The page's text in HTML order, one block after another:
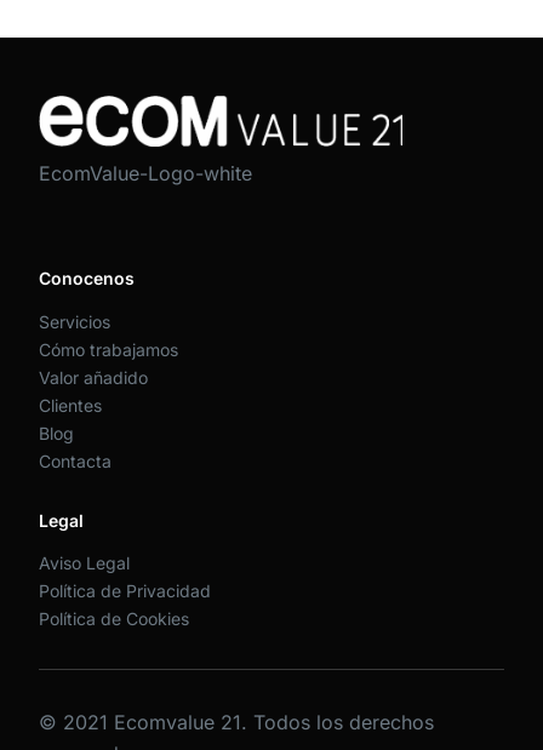
EcomValue-Logo-white
Conocenos
Servicios
Cómo trabajamos
Valor añadido
Clientes
Blog
Contacta
Legal
Aviso Legal
Política de Privacidad
Política de Cookies
© 2021 Ecomvalue 21. Todos los derechos